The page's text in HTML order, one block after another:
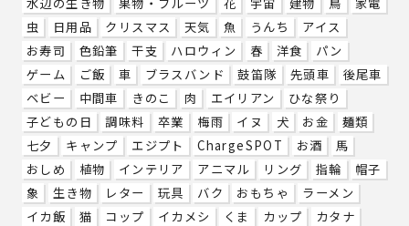
虫
日用品 クリスマス 天気 魚 うんち
アイス
お寿司
色鉛筆 干支 ハロウィン 春 洋食
パン
ゲーム
ご飯 車 ブラスバンド 鼓笛隊 先頭車
後尾車
ベビー
中間車 きのこ 肉 エイリアン
ひな祭り
子どもの日
調味料 卒業 梅雨 イヌ 犬 お金
麺類
七夕
キャンプ エジプト ChargeSPOT お酒
馬
おしめ
植物 インテリア アニマル リング 指輪
帽子
象
生き物 レター 玩具 バク おもちゃ
ラーメン
イカ飯
猫 コップ イカメシ くま カップ
カタナ